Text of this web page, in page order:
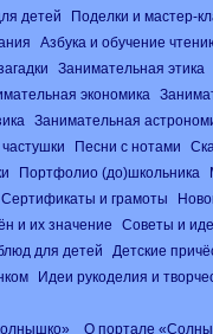
детей Поделки и мастер-
Азбука и обучение
Занимательная этика
экономика
Занимательная
Песни с нотами
Портфолио (до)школьника
Сертификаты и грамоты
и их значение
Советы и
для детей
Детские
Идеи рукоделия и
О портале